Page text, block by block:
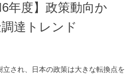
6年度】政策動向か
達トレンド
され、日本の政策は大きな転換点を